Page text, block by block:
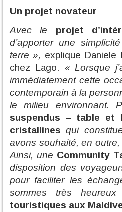
Un projet novateur
Avec le projet
d’apporter une
terre », explique
chez Lago. « Lorsque
immédiatement cette
contemporain à la
le milieu environnant.
suspendus – table et
cristallines qui
avons souhaité, en
Ainsi, une Community
disposition des
pour faciliter les
sommes très
touristiques aux